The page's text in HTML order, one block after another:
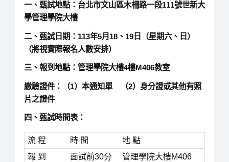
一、甄試地點：台北市文山區木柵路一段111號世新大
學管理學院大樓
二、甄試日期：113年5月18、19日（星期六、日）
（將視實際報名人數安排）
三、報到地點：管理學院大樓4樓M406教室
繳驗證件：（1） 本通知單（2） 身分證或其他有照
片之證件
四、甄試時間表：
流 程 時 間
地 點
報 到
面試前30分
管理學院大樓M406